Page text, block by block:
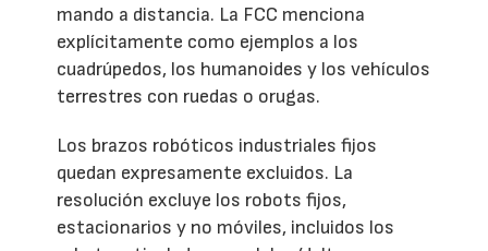
mando a distancia. La FCC menciona
explícitamente como ejemplos a los
cuadrúpedos, los humanoides y los vehículos
terrestres con ruedas o orugas.
Los brazos robóticos industriales fijos
quedan expresamente excluidos. La
resolución excluye los robots fijos,
estacionarios y no móviles, incluidos los